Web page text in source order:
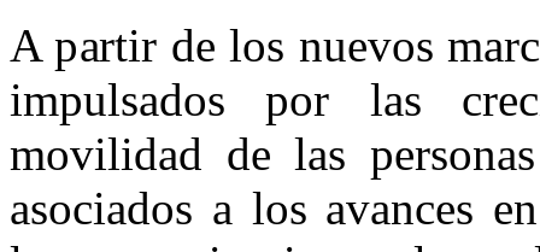
A partir de los nuevos
impulsados por las
movilidad de las
asociados a los avances